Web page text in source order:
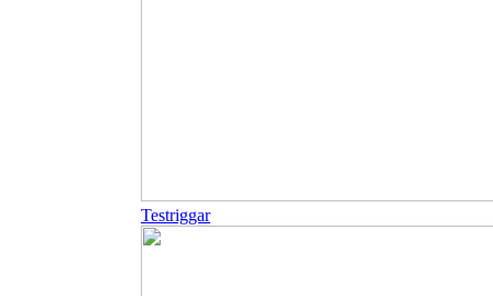
Testriggar